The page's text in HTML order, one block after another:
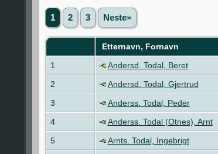
1 2 3 Neste»
Etternavn, Fornavn
1
Andersd. Todal, Beret
2
Andersd. Todal, Gjertrud
3
Anderss. Todal, Peder
4
Anderss. Todal (Otnes), Arnt
5
Arnts. Todal, Ingebrigt